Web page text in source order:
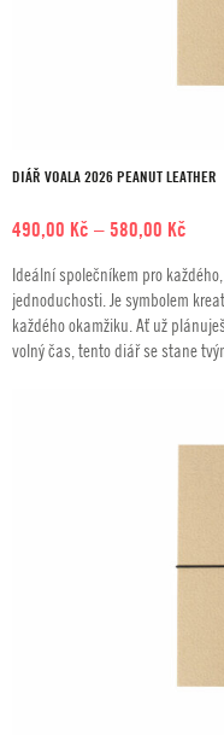
DIÁŘ VOALA 2026 PEANUT LEATHER
490,00 Kč –580,00 Kč
až
Ideální společníkem pro
jednoduchosti. Je symbolem
každého okamžiku. Ať už
volný čas, tento diář se stane